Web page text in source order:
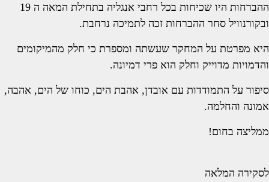
ההברחות היו שכיחות בכל רחבי אנגליה בתחילת המאה ה 19
ובקורנוויל סחר ההברחות זכה לתמיכה נרחבת.
היא מפרטת על המחקר שעשתה ומספרת כי חלק מהמיקומים
והדמויות מדוייק וחלק הוא פרי דמיונה.
סיפור על התמודדות עם אובדן, אהבת הים, כוחו של הים, אהבה,
אמונה והחלמה.
ממליצה בחום!
לסקירה המלאה